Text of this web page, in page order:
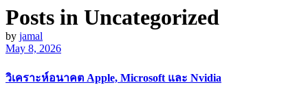
Posts in Uncategorized
by jamal
May 8, 2026
วิเคราะห์อนาคต Apple, Microsoft และ Nvidia